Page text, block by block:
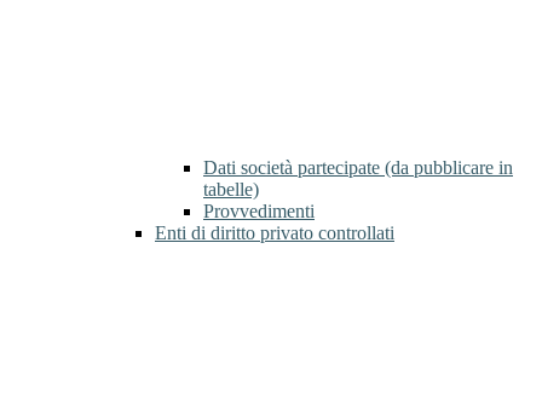
Dati società partecipate (da pubblicare in
tabelle)
Provvedimenti
Enti di diritto privato controllati